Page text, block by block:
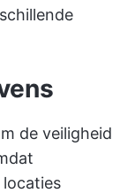
de veiligheid